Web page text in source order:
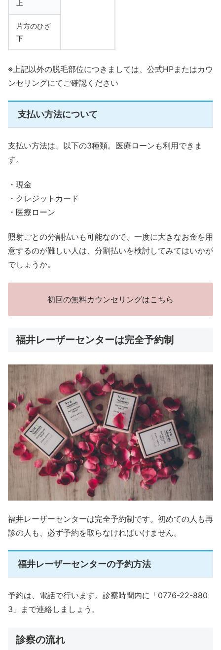
上
片方のひざ
下
※上記以外の脱毛部位につきましては、公式HPまたはカウ
ンセリングにてご確認ください
支払い方法について
支払い方法は、以下の3種類。医療ローンも利用できま
す。
・現金
・クレジットカード
・医療ローン
照射ごとの分割払いも可能なので、一度に大きなお金を用
意するのが難しい人は、分割払いを検討してみてはいかが
でしょうか。
初回の無料カウンセリングはこちら
福井レーザーセンターは完全予約制
福井レーザーセンターは完全予約制です。初めての人も再
診の人も、必ず予約を取らなければいけません。
福井レーザーセンターの予約方法
予約は、電話で行います。診察時間内に「0776-22-880
3」まで連絡しましょう。
診察の流れ